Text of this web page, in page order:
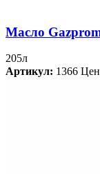
Масло
205л
Артикул: 1366